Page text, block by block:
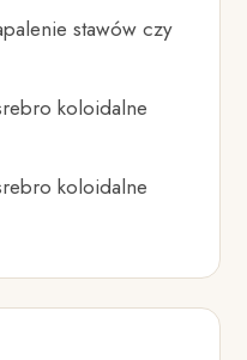
stawów czy
koloidalne
koloidalne